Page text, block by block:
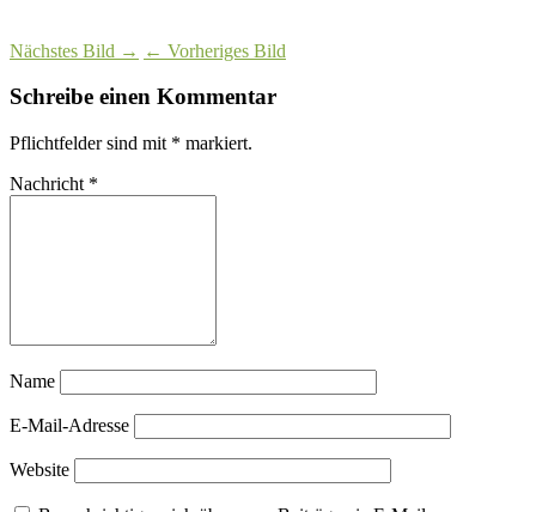
Nächstes Bild → ← Vorheriges Bild
Schreibe einen Kommentar
Pflichtfelder sind mit * markiert.
Nachricht *
Name
E-Mail-Adresse
Website